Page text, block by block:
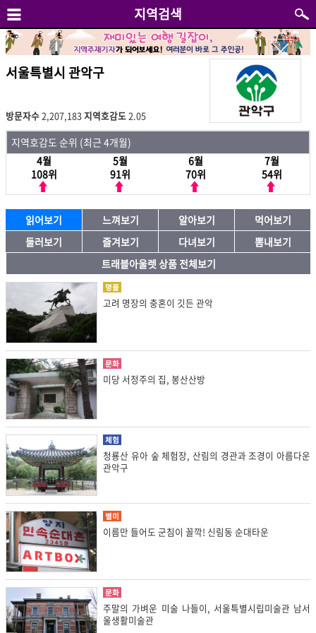
지역검색
서울특별시 관악구
방문자수2,207,183지역호감도 2.05
지역호감도 순위 (최근 4개월)
4월
108위
5월
91위
6월
70위
7월
54위
읽어보기 느껴보기 알아보기
먹어보기
둘러보기
즐겨보기 다녀보기
뽐내보기
트래블아울렛 상품 전체보기
명물
고려 명장의 충혼이 깃든 관악
문화
미당 서정주의 집, 봉산산방
체험
청룡산 유아 숲 체험장, 산림의 경관과 조경이 아름다운
관악구
별미
이름만 들어도 군침이 꼴깍! 신림동 순대타운
문화
주말의 가벼운 미술 나들이, 서울특별시립미술관 남서
울생활미술관